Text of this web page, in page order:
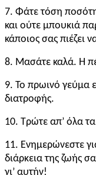
7. Φάτε τόση
και ούτε μπουκιά
κάποιος σας πιέζει
8. Μασάτε καλά. Η
9. Το πρωινό γεύμα
διατροφής.
10. Τρώτε απ’ όλα
11. Ενημερώνεστε
διάρκεια της ζωής
γι’ αυτήν!